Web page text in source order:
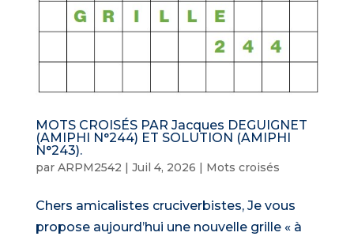
MOTS CROISÉS PAR Jacques DEGUIGNET
(AMIPHI N°244) ET SOLUTION (AMIPHI
N°243).
par ARPM2542 Juil 4, 2026 Mots croisés
Chers amicalistes cruciverbistes, Je vous
propose aujourd’hui une nouvelle grille « à